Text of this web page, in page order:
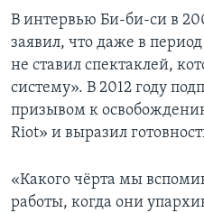
В интервью Би-би-си в
заявил, что даже в
не ставил спектаклей,
систему». В 2012 году
призывом к
Riot» и выразил
«Какого чёрта мы
работы, когда они